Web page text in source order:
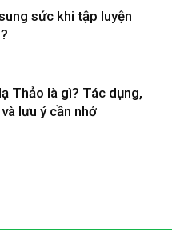
sức khi tập luyện
Thảo là gì? Tác dụng,
lưu ý cần nhớ